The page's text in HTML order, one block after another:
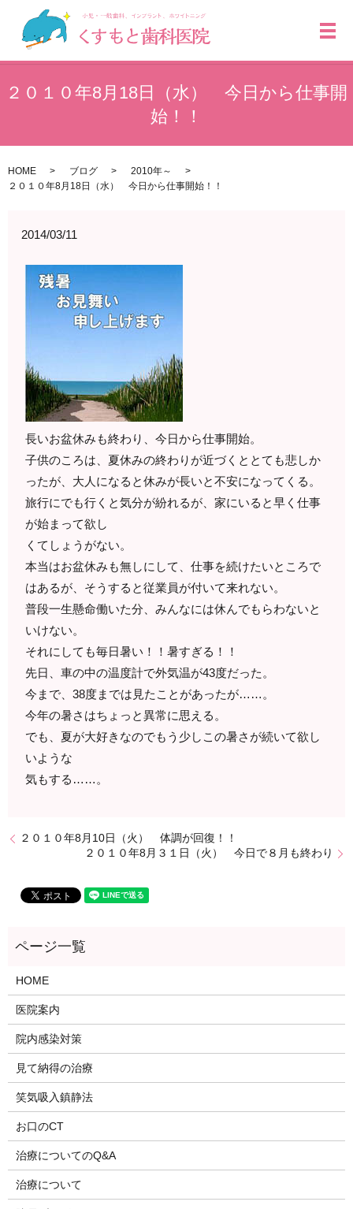
メ
２０１０年8月18日（水） 今日から仕事開
始！！
HOME ブログ
2010年～
２０１０年8月18日（水） 今日から仕事開始！！
2014/03/11
長いお盆休みも終わり、今日から仕事開始。
子供のころは、夏休みの終わりが近づくととても悲しか
ったが、大人になると休みが長いと不安になってくる。
旅行にでも行くと気分が紛れるが、家にいると早く仕事
が始まって欲し
くてしょうがない。
本当はお盆休みも無しにして、仕事を続けたいところで
はあるが、そうすると従業員が付いて来れない。
普段一生懸命働いた分、みんなには休んでもらわないと
いけない。
それにしても毎日暑い！！暑すぎる！！
先日、車の中の温度計で外気温が43度だった。
今まで、38度までは見たことがあったが……。
今年の暑さはちょっと異常に思える。
でも、夏が大好きなのでもう少しこの暑さが続いて欲し
いような
気もする……。
２０１０年8月10日（火） 体調が回復！！
２０１０年8月３１日（火） 今日で８月も終わり
HOME
医院案内
院内感染対策
見て納得の治療
笑気吸入鎮静法
お口のCT
治療についてのQ&A
治療について